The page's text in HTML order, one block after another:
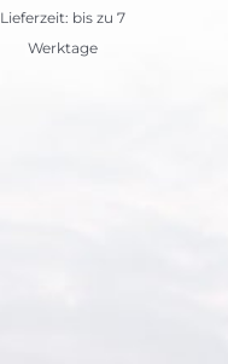
Lieferzeit: bis zu 7
Werktage